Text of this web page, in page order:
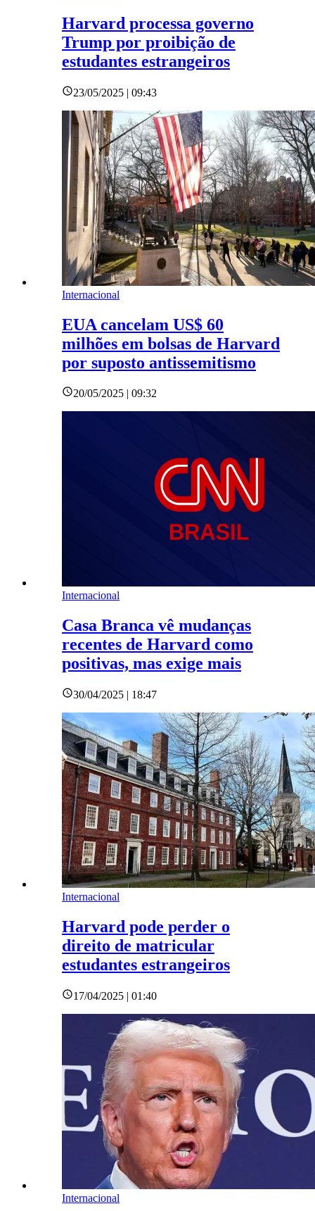
Harvard processa governo
Trump por proibição de
estudantes estrangeiros
23/05/2025 | 09:43
Internacional
EUA cancelam US$ 60
milhões em bolsas de Harvard
por suposto antissemitismo
20/05/2025 | 09:32
Internacional
Casa Branca vê mudanças
recentes de Harvard como
positivas, mas exige mais
30/04/2025 | 18:47
Internacional
Harvard pode perder o
direito de matricular
estudantes estrangeiros
17/04/2025 | 01:40
Internacional